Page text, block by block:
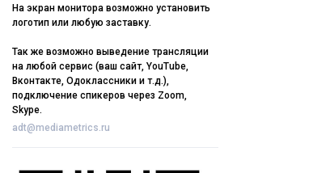
На экран монитора возможно установить
логотип или любую заставку.
Так же возможно выведение трансляции
на любой сервис (ваш сайт, YouTube,
Вконтакте, Одоклассники и т.д.),
подключение спикеров через Zoom,
Skype.
adt@mediametrics.ru